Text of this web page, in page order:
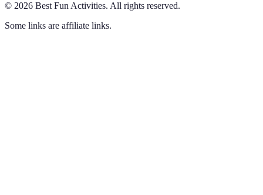
© 2026 Best Fun Activities. All rights reserved.
Some links are affiliate links.